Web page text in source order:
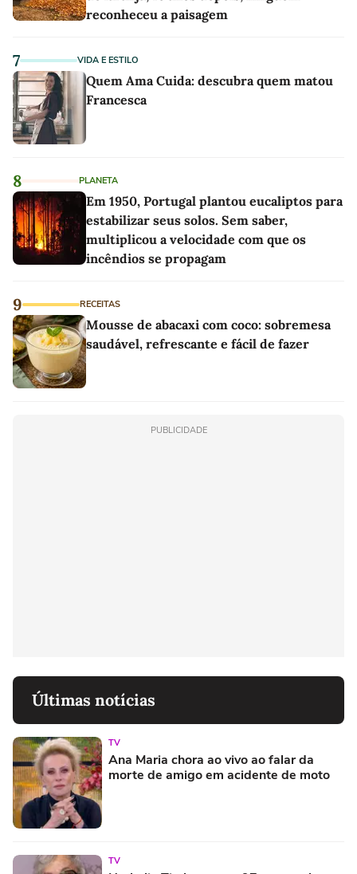
reconheceu a paisagem
7 VIDA E ESTILO
Quem Ama Cuida: descubra quem matou
Francesca
8 PLANETA
Em 1950, Portugal plantou eucaliptos para
estabilizar seus solos. Sem saber,
multiplicou a velocidade com que os
incêndios se propagam
9 RECEITAS
Mousse de abacaxi com coco: sobremesa
saudável, refrescante e fácil de fazer
PUBLICIDADE
Últimas notícias
TV
Ana Maria chora ao vivo ao falar da
morte de amigo em acidente de moto
TV